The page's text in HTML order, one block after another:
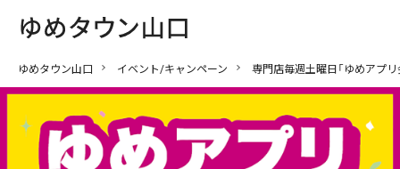
ゆめタウン山口 イベント/キャンペーン 専門店毎週土曜日「ゆめアプ